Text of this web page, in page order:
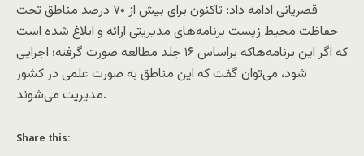
قصریانی ادامه داد: تاکنون برای بیش از ۷۰ درصد مناطق تحت
حفاظت محیط زیست برنامه‌های مدیریتی ارائه و ابلاغ شده است
که اگر این برنامه‌هاکه براساس ۱۶ جلد مطالعه صورت گرفته؛ اجرایی
شود، می‌توان گفت که این مناطق به صورت علمی در کشور
مدیریت می‌شوند.
Share this: